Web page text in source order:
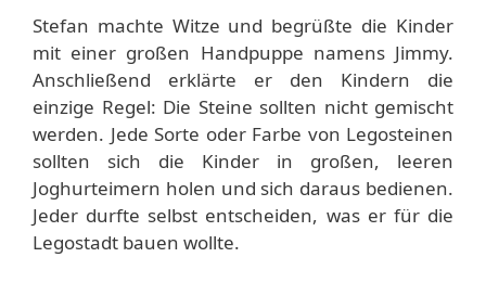
Stefan machte Witze und begrüßte die Kinder
mit einer großen Handpuppe namens Jimmy.
Anschließend erklärte er den Kindern die
einzige Regel: Die Steine sollten nicht gemischt
werden. Jede Sorte oder Farbe von Legosteinen
sollten sich die Kinder in großen, leeren
Joghurteimern holen und sich daraus bedienen.
Jeder durfte selbst entscheiden, was er für die
Legostadt bauen wollte.